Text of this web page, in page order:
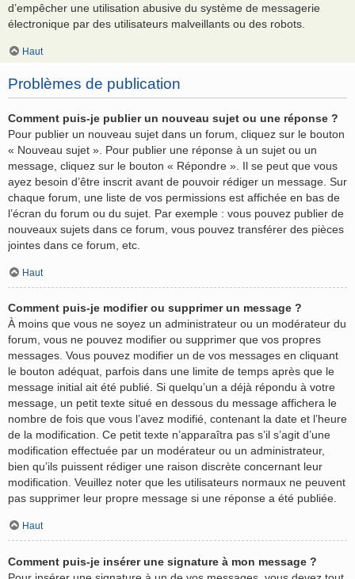
d’empêcher une utilisation abusive du système de messagerie
électronique par des utilisateurs malveillants ou des robots.
Haut
Problèmes de publication
Comment puis-je publier un nouveau sujet ou une réponse ?
Pour publier un nouveau sujet dans un forum, cliquez sur le bouton
« Nouveau sujet ». Pour publier une réponse à un sujet ou un
message, cliquez sur le bouton « Répondre ». Il se peut que vous
ayez besoin d’être inscrit avant de pouvoir rédiger un message. Sur
chaque forum, une liste de vos permissions est affichée en bas de
l’écran du forum ou du sujet. Par exemple : vous pouvez publier de
nouveaux sujets dans ce forum, vous pouvez transférer des pièces
jointes dans ce forum, etc.
Haut
Comment puis-je modifier ou supprimer un message ?
À moins que vous ne soyez un administrateur ou un modérateur du
forum, vous ne pouvez modifier ou supprimer que vos propres
messages. Vous pouvez modifier un de vos messages en cliquant
le bouton adéquat, parfois dans une limite de temps après que le
message initial ait été publié. Si quelqu’un a déjà répondu à votre
message, un petit texte situé en dessous du message affichera le
nombre de fois que vous l’avez modifié, contenant la date et l’heure
de la modification. Ce petit texte n’apparaîtra pas s’il s’agit d’une
modification effectuée par un modérateur ou un administrateur,
bien qu’ils puissent rédiger une raison discrète concernant leur
modification. Veuillez noter que les utilisateurs normaux ne peuvent
pas supprimer leur propre message si une réponse a été publiée.
Haut
Comment puis-je insérer une signature à mon message ?